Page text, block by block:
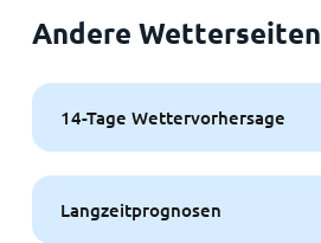
Andere Wetterseiten
14-Tage Wettervorhersage
Langzeitprognosen